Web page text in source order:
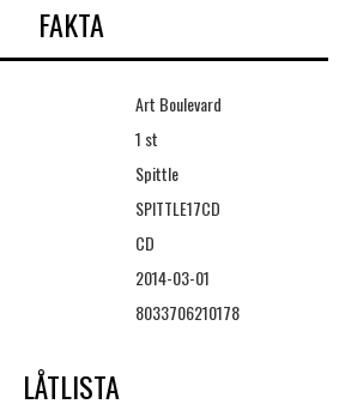
FAKTA
Art Boulevard
1 st
Spittle
SPITTLE17CD
CD
2014-03-01
8033706210178
LÅTLISTA